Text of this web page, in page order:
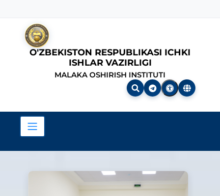
O'ZBEKISTON RESPUBLIKASI ICHKI
ISHLAR VAZIRLIGI
MALAKA OSHIRISH INSTITUTI